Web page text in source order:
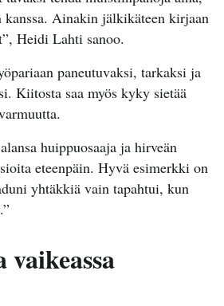
Ainakin jälkikäteen kirjaan
Heidi Lahti sanoo.
paneutuvaksi, tarkaksi ja
Kiitosta saa myös kyky sietää
huippuosaaja ja hirveän
eteenpäin. Hyvä esimerkki on
yhtäkkiä vain tapahtui, kun
vaikeassa